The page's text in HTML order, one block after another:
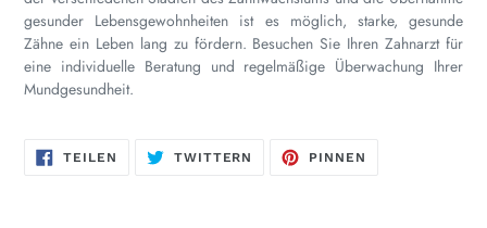
gesunder Lebensgewohnheiten ist es möglich, starke, gesunde
Zähne ein Leben lang zu fördern. Besuchen Sie Ihren Zahnarzt für
eine individuelle Beratung und regelmäßige Überwachung Ihrer
Mundgesundheit.
TEILEN
FACEBOOK
TWITTERN
TWITTER
PINNEN